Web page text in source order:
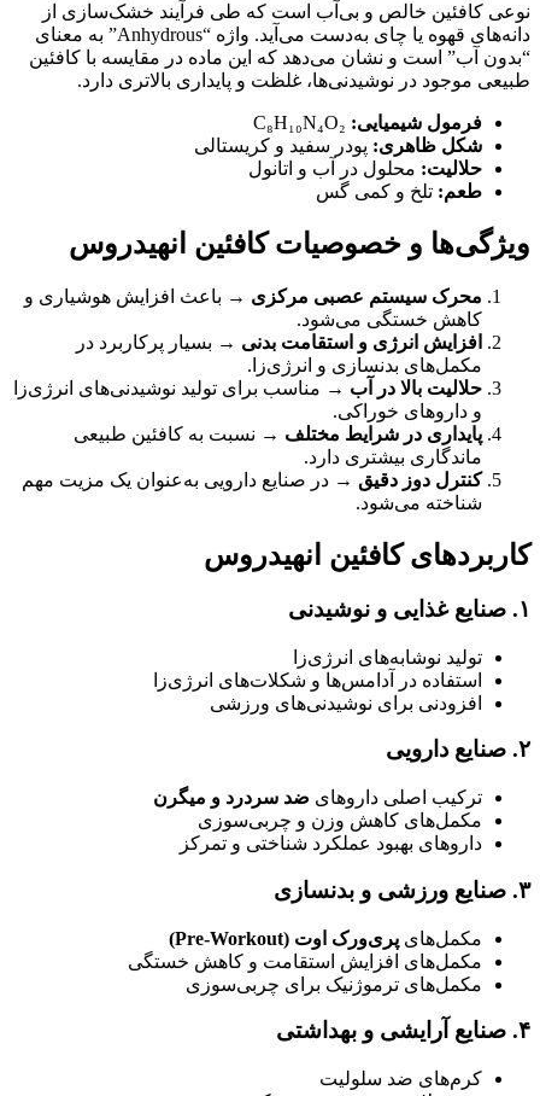
نوعی کافئین خالص و بی‌آب است که طی فرآیند خشک‌سازی از
دانه‌های قهوه یا چای به‌دست می‌آید. واژه “Anhydrous” به معنای
“بدون آب” است و نشان می‌دهد که این ماده در مقایسه با کافئین
طبیعی موجود در نوشیدنی‌ها، غلظت و پایداری بالاتری دارد.
فرمول شیمیایی:
شکل ظاهری: پودر سفید و کریستالی
حلالیت: محلول در آب و اتانول
طعم: تلخ و کمی گس
ویژگی‌ها و خصوصیات کافئین انهیدروس
محرک سیستم عصبی مرکزی → باعث افزایش هوشیاری و
کاهش خستگی می‌شود.
افزایش انرژی و استقامت بدنی → بسیار پرکاربرد در
مکمل‌های بدنسازی و انرژی‌زا.
حلالیت بالا در آب → مناسب برای تولید نوشیدنی‌های انرژی‌زا
و داروهای خوراکی.
پایداری در شرایط مختلف → نسبت به کافئین طبیعی
ماندگاری بیشتری دارد.
کنترل دوز دقیق → در صنایع دارویی به‌عنوان یک مزیت مهم
شناخته می‌شود.
کاربردهای کافئین انهیدروس
۱. صنایع غذایی و نوشیدنی
تولید نوشابه‌های انرژی‌زا
استفاده در آدامس‌ها و شکلات‌های انرژی‌زا
افزودنی برای نوشیدنی‌های ورزشی
۲. صنایع دارویی
ترکیب اصلی داروهای ضد سردرد و میگرن
مکمل‌های کاهش وزن و چربی‌سوزی
داروهای بهبود عملکرد شناختی و تمرکز
۳. صنایع ورزشی و بدنسازی
مکمل‌های پری‌ورک اوت (Pre-Workout)
مکمل‌های افزایش استقامت و کاهش خستگی
مکمل‌های ترموژنیک برای چربی‌سوزی
۴. صنایع آرایشی و بهداشتی
کرم‌های ضد سلولیت